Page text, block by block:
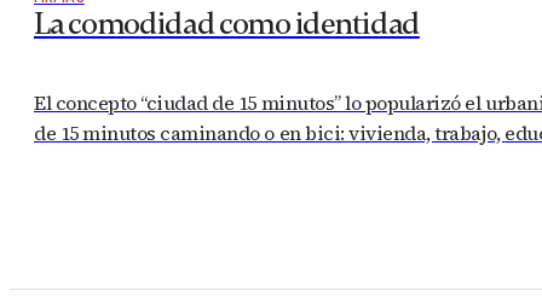
La comodidad como identidad
El concepto “ciudad de 15 minutos” lo popularizó el
de 15 minutos caminando o en bici: vivienda, trabajo,